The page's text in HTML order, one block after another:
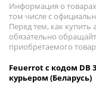
Информация о
том числе с
Перед тем, как купить
обязательно
приобретаемого
Feuerrot с кодом DB
курьером (Беларусь)